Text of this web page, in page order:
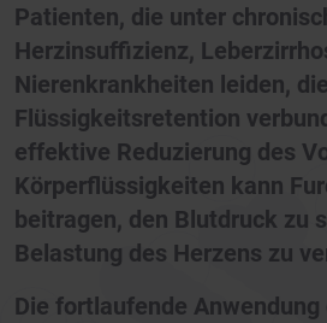
Patienten, die unter
Herzinsuffizienz,
Nierenkrankheiten leiden,
Flüssigkeitsretention
effektive Reduzierung des
Körperflüssigkeiten kann
beitragen, den Blutdruck zu
Belastung des Herzens zu
Die fortlaufende Anwendung